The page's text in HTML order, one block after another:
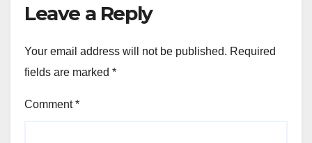
Leave a Reply
Your email address will not be published. Required
fields are marked *
Comment*